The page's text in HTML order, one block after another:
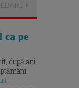
ca pe
după ani